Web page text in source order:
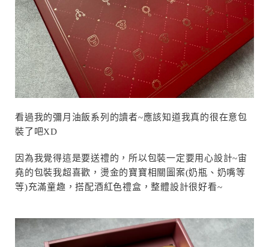
看過我的彌月油飯系列的讀者~應該知道我真的很在意包
裝了吧XD
因為我覺得這是要送禮的，所以包裝一定要用心設計~宙
堯的包裝我超喜歡，燙金的寶寶相關圖案(奶瓶、奶嘴等
等)充滿童趣，搭配酒紅色禮盒，整體設計很好看~